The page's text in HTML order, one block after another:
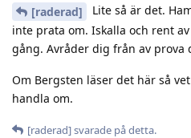
[raderad]
Lite så är det.
inte prata om. Iskalla och rent
gång. Avråder dig från av prova
Om Bergsten läser det här så
handla om.
[raderad]svarade på detta.